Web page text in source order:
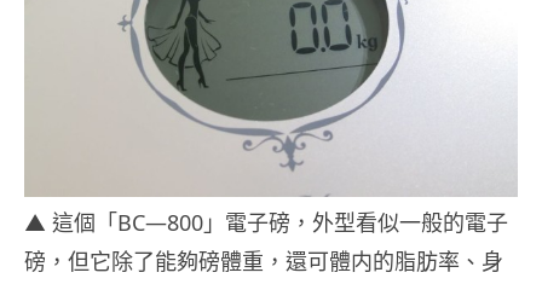
▲ 這個「BC—800」電子磅，外型看似一般的電子
磅，但它除了能夠磅體重，還可體内的脂肪率、身